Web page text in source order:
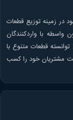
در زمینه توزیع قطعات
با واردکنندگان
قطعات متنوع با
مشتریان خود را کسب